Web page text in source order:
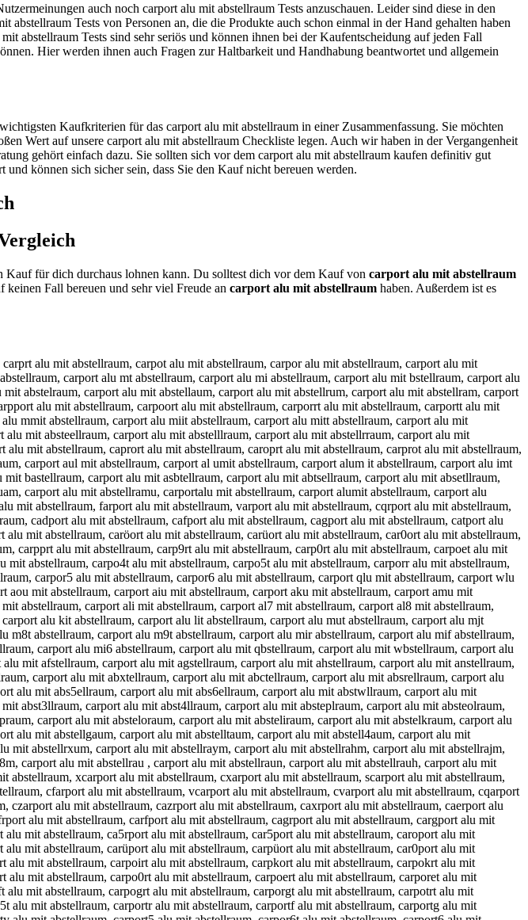
auch noch carport alu mit abstellraum Tests anzuschauen. Leider sind diese in den
abstellraum Tests von Personen an, die die Produkte auch schon einmal in der Hand gehalten haben
abstellraum Tests sind sehr seriös und können ihnen bei der Kaufentscheidung auf jeden Fall
Hier werden ihnen auch Fragen zur Haltbarkeit und Handhabung beantwortet und allgemein
Kaufkriterien für das carport alu mit abstellraum in einer Zusammenfassung. Sie möchten
Wert auf unsere carport alu mit abstellraum Checkliste legen. Auch wir haben in der Vergangenheit
gehört einfach dazu. Sie sollten sich vor dem carport alu mit abstellraum kaufen definitiv gut
können sich sicher sein, dass Sie den Kauf nicht bereuen werden.
Kauf für dich durchaus lohnen kann. Du solltest dich vor dem Kauf von carport alu mit abstellraum
Fall bereuen und sehr viel Freude an carport alu mit abstellraum haben. Außerdem ist es
alu mit absteilraum, carport alu mit absteklraum, carport alu mit abstemlraum, carport alu mit abstelpraum, carport alu mit absteloraum, carport alu mit absteliraum, carport alu mit abstelkraum, carport alu mit abstelmraum, carport alu mit abstelleaum, carport alu mit abstelldaum, carport alu mit abstellfaum, carport alu mit abstellgaum, carport alu mit abstelltaum, carport alu mit abstell4aum, carport alu mit abstell5aum, carport alu mit abstellrqum, carport alu mit abstellrwum, carport alu mit abstellrzum, carport alu mit abstellrxum, carport alu mit abstellraym, carport alu mit abstellrahm, carport alu mit abstellrajm, carport alu mit abstellrakm, carport alu mit abstellraim, carport alu mit abstellra7m, carport alu mit abstellra8m, carport alu mit abstellrau , carport alu mit abstellraun, carport alu mit abstellrauh, carport alu mit abstellrauj, carport alu mit abstellrauk, carport alu mit abstellraul, carport alu mit abstellraum, c arport alu mit abstellraum, xcarport alu mit abstellraum, cxarport alu mit abstellraum, scarport alu mit abstellraum, csarport alu mit abstellraum, dcarport alu mit abstellraum, cdarport alu mit abstellraum, fcarport alu mit abstellraum, cfarport alu mit abstellraum, vcarport alu mit abstellraum, cvarport alu mit abstellraum, cqarport alu mit abstellraum, caqrport alu mit abstellraum, cwarport alu mit abstellraum, cawrport alu mit abstellraum, czarport alu mit abstellraum, cazrport alu mit abstellraum, caxrport alu mit abstellraum, caerport alu mit abstellraum, careport alu mit abstellraum, cadrport alu mit abstellraum, cardport alu mit abstellraum, cafrport alu mit abstellraum, carfport alu mit abstellraum, cagrport alu mit abstellraum, cargport alu mit abstellraum, catrport alu mit abstellraum, cartport alu mit abstellraum, ca4rport alu mit abstellraum, car4port alu mit abstellraum, ca5rport alu mit abstellraum, car5port alu mit abstellraum, caroport alu mit abstellraum, carlport alu mit abstellraum, carplort alu mit abstellraum, caröport alu mit abstellraum, carpöort alu mit abstellraum, carüport alu mit abstellraum, carpüort alu mit abstellraum, car0port alu mit abstellraum, carp0ort alu mit abstellraum, carßport alu mit abstellraum, carpßort alu mit abstellraum, carpiort alu mit abstellraum, carpoirt alu mit abstellraum, carpkort alu mit abstellraum, carpokrt alu mit abstellraum, carpolrt alu mit abstellraum, carpoprt alu mit abstellraum, carp9ort alu mit abstellraum, carpo9rt alu mit abstellraum, carpo0rt alu mit abstellraum, carpoert alu mit abstellraum, carporet alu mit abstellraum, carpodrt alu mit abstellraum, carpordt alu mit abstellraum, carpofrt alu mit abstellraum, carporft alu mit abstellraum, carpogrt alu mit abstellraum, carporgt alu mit abstellraum, carpotrt alu mit abstellraum, carpo4rt alu mit abstellraum, carpor4t alu mit abstellraum, carpo5rt alu mit abstellraum, carpor5t alu mit abstellraum, carportr alu mit abstellraum, carportf alu mit abstellraum, carportg alu mit abstellraum, carporht alu mit abstellraum, carporth alu mit abstellraum, carporyt alu mit abstellraum, carporty alu mit abstellraum, carport5 alu mit abstellraum, carpor6t alu mit abstellraum, carport6 alu mit abstellraum, carport qalu mit abstellraum, carport aqlu mit abstellraum, carport walu mit abstellraum, carport awlu mit abstellraum, carport zalu mit abstellraum, carport azlu mit abstellraum, carport xalu mit abstellraum, carport axlu mit abstellraum, carport aplu mit abstellraum, carport alpu mit abstellraum, carport aolu mit abstellraum, carport alou mit abstellraum, carport ailu mit abstellraum, carport aliu mit abstellraum, carport aklu mit abstellraum, carport alku mit abstellraum, carport amlu mit abstellraum, carport almu mit abstellraum, carport alyu mit abstellraum, carport aluy mit abstellraum, carport alhu mit abstellraum, carport aluh mit abstellraum, carport alju mit abstellraum, carport aluj mit abstellraum, carport aluk mit abstellraum, carport alui mit abstellraum, carport al7u mit abstellraum, carport alu7 mit abstellraum, carport al8u mit abstellraum, carport alu8 mit abstellraum, carport alu mit abstellraum, carport alu m it abstellraum, carport alu nmit abstellraum, carport alu mnit abstellraum, carport alu hmit abstellraum, carport alu mhit abstellraum, carport alu jmit abstellraum, carport alu mjit abstellraum, carport alu kmit abstellraum, carport alu mkit abstellraum, carport alu lmit abstellraum, carport alu mlit abstellraum, carport alu muit abstellraum, carport alu miut abstellraum, carport alu mijt abstellraum, carport alu mikt abstellraum, carport alu milt abs